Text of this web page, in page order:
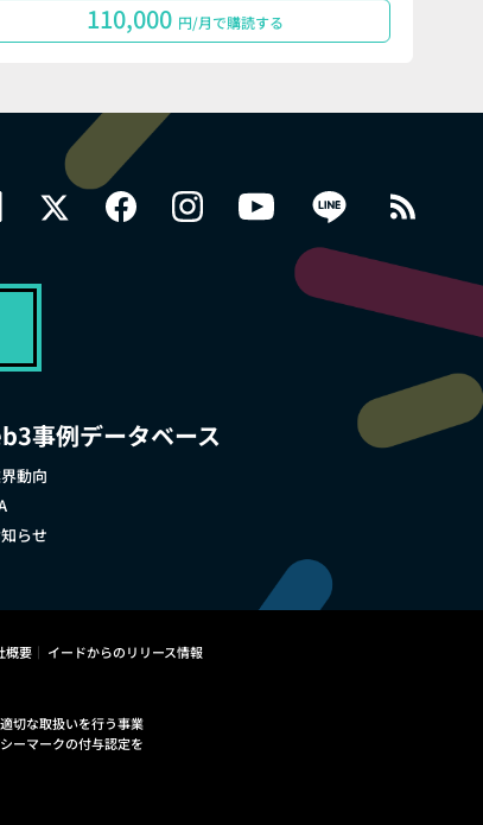
110,000 円/月で購読する
事例データベース
動向
らせ
概要 イードからのリリース情報
切な取扱いを行う事業
ーマークの付与認定を